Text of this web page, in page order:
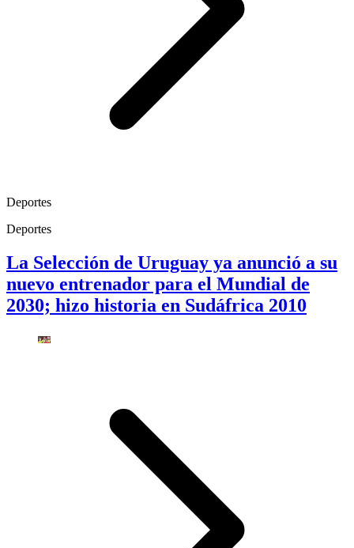
Deportes
Deportes
La Selección de Uruguay ya anunció a su
nuevo entrenador para el Mundial de
2030; hizo historia en Sudáfrica 2010